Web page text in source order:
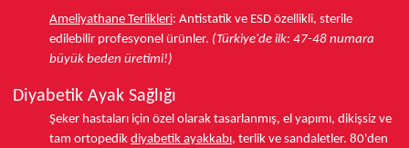
Ameliyathane Terlikleri: Antistatik ve ESD özellikli, sterile
edilebilir profesyonel ürünler. (Türkiye'de ilk: 47-48 numara
büyük beden üretimi!)
Diyabetik Ayak Sağlığı
Şeker hastaları için özel olarak tasarlanmış, el yapımı, dikişsiz ve
tam ortopedik diyabetik ayakkabı, terlik ve sandaletler. 80'den